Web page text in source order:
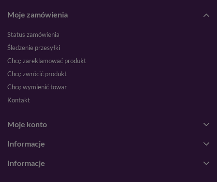
Moje zamówienia
Status zamówienia
Śledzenie przesyłki
Chcę zareklamować produkt
Chcę zwrócić produkt
Chcę wymienić towar
Kontakt
Moje konto
Informacje
Informacje